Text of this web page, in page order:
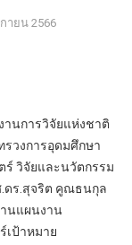
ายน 2566
การวิจัยแห่งชาติ
รวงการอุดมศึกษา
ร์ วิจัยและนวัตกรรม
ดร.สุจริต คูณธนกุล
นแผนงาน
เป้าหมาย